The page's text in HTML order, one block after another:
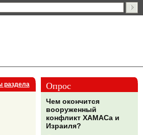
раздела Опрос
Чем окончится
вооруженный
конфликт ХАМАСа и
Израиля?